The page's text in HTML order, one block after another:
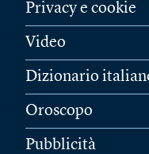
Privacy e cookie
Video
Dizionario
Oroscopo
Pubblicità